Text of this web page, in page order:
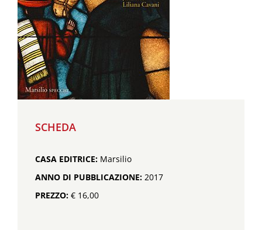
SCHEDA
CASA EDITRICE: Marsilio
ANNO DI PUBBLICAZIONE: 2017
PREZZO: € 16,00